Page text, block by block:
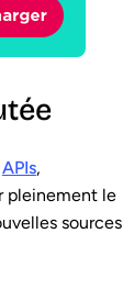
APIs,
pleinement le
sources